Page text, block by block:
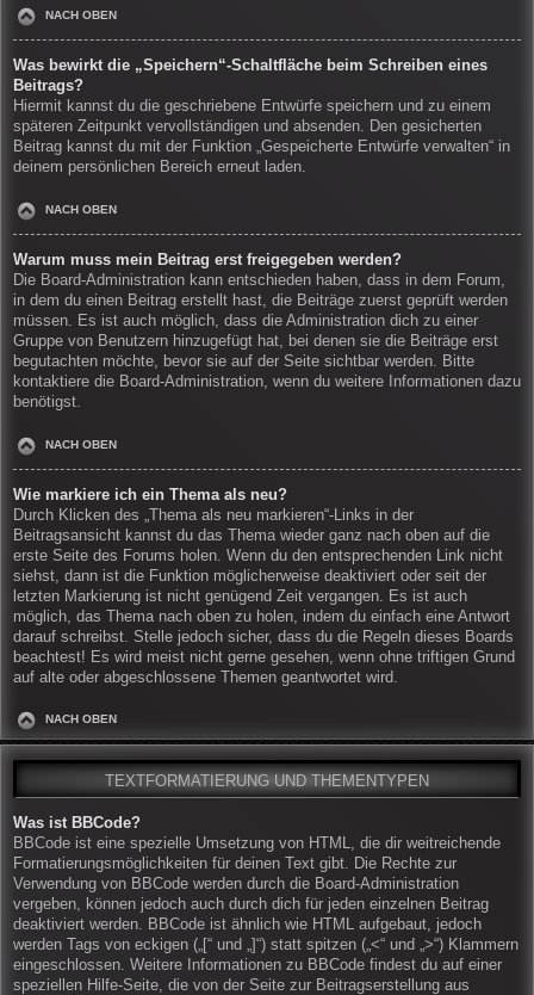
NACH OBEN
Was bewirkt die „Speichern“-Schaltfläche beim Schreiben eines
Beitrags?
Hiermit kannst du die geschriebene Entwürfe speichern und zu einem
späteren Zeitpunkt vervollständigen und absenden. Den gesicherten
Beitrag kannst du mit der Funktion „Gespeicherte Entwürfe verwalten“ in
deinem persönlichen Bereich erneut laden.
NACH OBEN
Warum muss mein Beitrag erst freigegeben werden?
Die Board-Administration kann entschieden haben, dass in dem Forum,
in dem du einen Beitrag erstellt hast, die Beiträge zuerst geprüft werden
müssen. Es ist auch möglich, dass die Administration dich zu einer
Gruppe von Benutzern hinzugefügt hat, bei denen sie die Beiträge erst
begutachten möchte, bevor sie auf der Seite sichtbar werden. Bitte
kontaktiere die Board-Administration, wenn du weitere Informationen dazu
benötigst.
NACH OBEN
Wie markiere ich ein Thema als neu?
Durch Klicken des „Thema als neu markieren“-Links in der
Beitragsansicht kannst du das Thema wieder ganz nach oben auf die
erste Seite des Forums holen. Wenn du den entsprechenden Link nicht
siehst, dann ist die Funktion möglicherweise deaktiviert oder seit der
letzten Markierung ist nicht genügend Zeit vergangen. Es ist auch
möglich, das Thema nach oben zu holen, indem du einfach eine Antwort
darauf schreibst. Stelle jedoch sicher, dass du die Regeln dieses Boards
beachtest! Es wird meist nicht gerne gesehen, wenn ohne triftigen Grund
auf alte oder abgeschlossene Themen geantwortet wird.
NACH OBEN
TEXTFORMATIERUNG UND THEMENTYPEN
Was ist BBCode?
BBCode ist eine spezielle Umsetzung von HTML, die dir weitreichende
Formatierungsmöglichkeiten für deinen Text gibt. Die Rechte zur
Verwendung von BBCode werden durch die Board-Administration
vergeben, können jedoch auch durch dich für jeden einzelnen Beitrag
deaktiviert werden. BBCode ist ähnlich wie HTML aufgebaut, jedoch
werden Tags von eckigen („[“ und „]“) statt spitzen („<“ und „>“) Klammern
eingeschlossen. Weitere Informationen zu BBCode findest du auf einer
speziellen Hilfe-Seite, die von der Seite zur Beitragserstellung aus